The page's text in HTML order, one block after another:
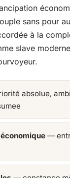
sans pour
à la
slave
absolue,
—